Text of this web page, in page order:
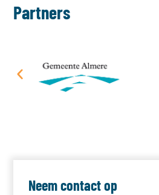
Partners
Neem contact op